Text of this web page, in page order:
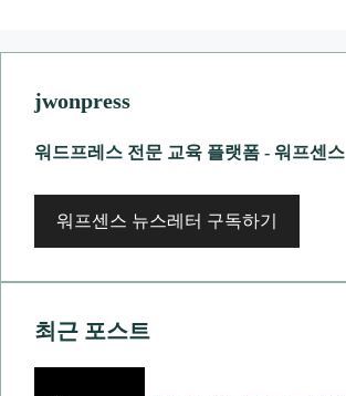
jwonpress
워드프레스 전문 교육 플랫폼 - 워프센스
워프센스 뉴스레터 구독하기
최근 포스트